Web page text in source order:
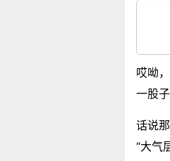
哎呦
一股
话说
“大气